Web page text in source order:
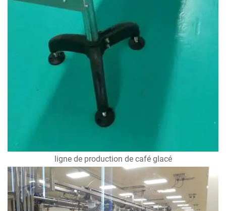
ligne de production de café glacé